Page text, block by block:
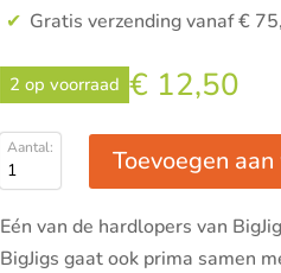
Gratis verzending vanaf €
2 op voorraad € 12,50
Grijze
aantal
Toevoegen
Eén van de hardlopers van
BigJigs gaat ook prima samen